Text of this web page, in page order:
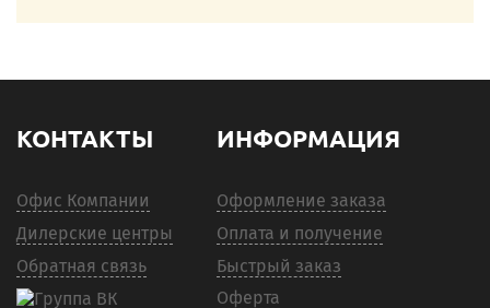
КОНТАКТЫ
Офис Компании
Дилерские центры
Обратная связь
ИНФОРМАЦИЯ
Оформление заказа
Оплата и получение
Быстрый заказ
Оферта